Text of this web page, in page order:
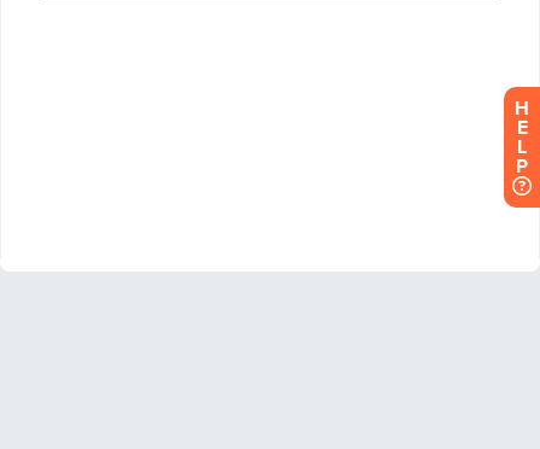
H
E
L
P